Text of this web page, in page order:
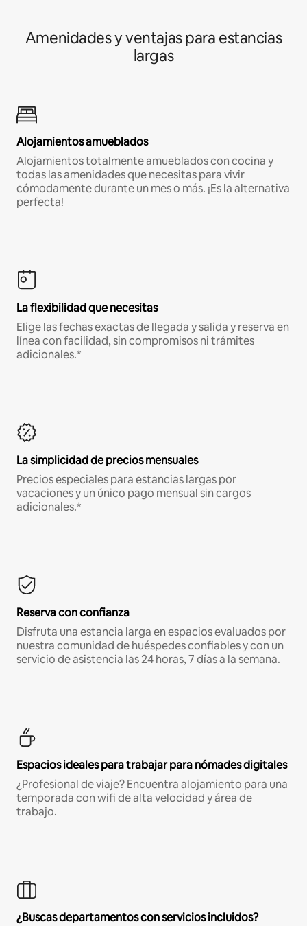
Amenidades y ventajas para estancias
largas
Alojamientos amueblados
Alojamientos totalmente amueblados con cocina y
todas las amenidades que necesitas para vivir
cómodamente durante un mes o más. ¡Es la alternativa
perfecta!
La flexibilidad que necesitas
Elige las fechas exactas de llegada y salida y reserva en
línea con facilidad, sin compromisos ni trámites
adicionales.*
La simplicidad de precios mensuales
Precios especiales para estancias largas por
vacaciones y un único pago mensual sin cargos
adicionales.*
Reserva con confianza
Disfruta una estancia larga en espacios evaluados por
nuestra comunidad de huéspedes confiables y con un
servicio de asistencia las 24 horas, 7 días a la semana.
Espacios ideales para trabajar para nómades digitales
¿Profesional de viaje? Encuentra alojamiento para una
temporada con wifi de alta velocidad y área de
trabajo.
¿Buscas departamentos con servicios incluidos?